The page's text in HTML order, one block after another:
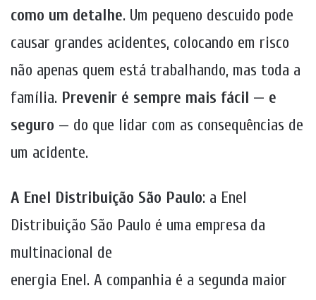
como um detalhe. Um pequeno descuido pode
causar grandes acidentes, colocando em risco
não apenas quem está trabalhando, mas toda a
família. Prevenir é sempre mais fácil — e
seguro — do que lidar com as consequências de
um acidente.
A Enel Distribuição São Paulo: a Enel
Distribuição São Paulo é uma empresa da
multinacional de
energia Enel. A companhia é a segunda maior